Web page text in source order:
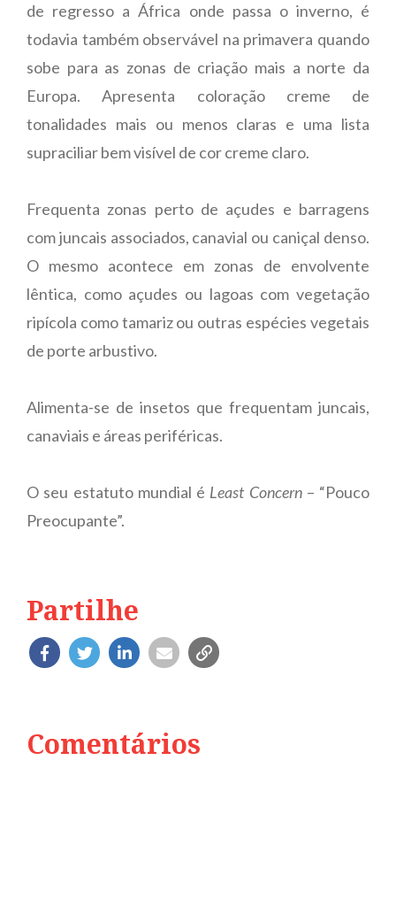
de regresso a África onde passa o inverno, é
todavia também observável na primavera quando
sobe para as zonas de criação mais a norte da
Europa. Apresenta coloração creme de
tonalidades mais ou menos claras e uma lista
supraciliar bem visível de cor creme claro.
Frequenta zonas perto de açudes e barragens
com juncais associados, canavial ou caniçal denso.
O mesmo acontece em zonas de envolvente
lêntica, como açudes ou lagoas com vegetação
ripícola como tamariz ou outras espécies vegetais
de porte arbustivo.
Alimenta-se de insetos que frequentam juncais,
canaviais e áreas periféricas.
O seu estatuto mundial é Least Concern– “Pouco
Preocupante”.
Partilhe
Comentários